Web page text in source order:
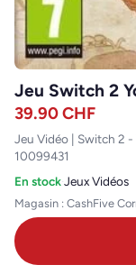
Jeu Switch 2
39.90CHF
Jeu Vidéo | Switch 2 -
10099431
En stock·Jeux Vidéos
Magasin : CashFive